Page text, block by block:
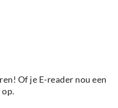
Of je E-reader nou een